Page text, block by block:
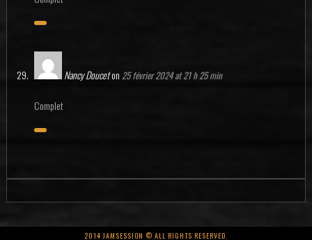
Nancy Douceton 25 février 2024 at 21 h 25 min
Complet
2014 JAMSESSION © ALL RIGHTS RESERVED.